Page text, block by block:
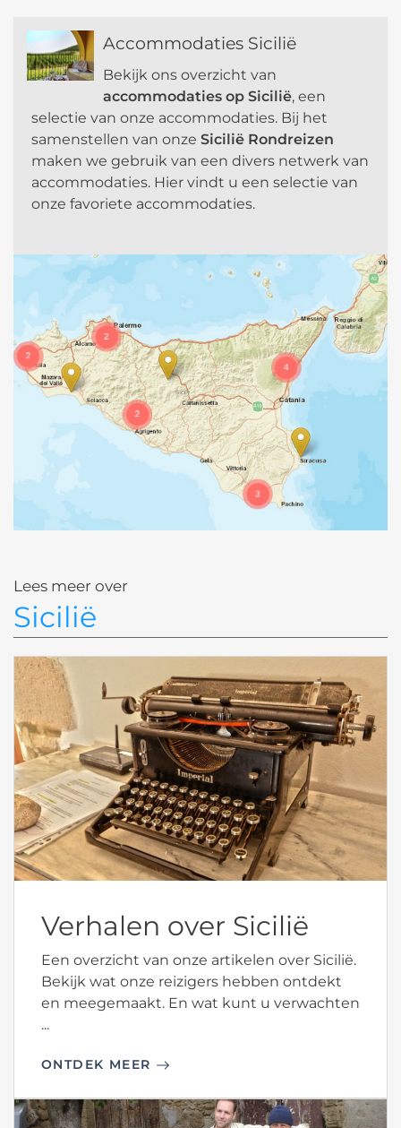
t
i
v
Accommodaties Sicilië
Bekijk ons overzicht van
accommodaties op Sicilië, een
selectie van onze accommodaties. Bij het
samenstellen van onze Sicilië Rondreizen
maken we gebruik van een divers netwerk van
accommodaties. Hier vindt u een selectie van
onze favoriete accommodaties.
Lees meer over
Sicilië
Verhalen over Sicilië
Een overzicht van onze artikelen over Sicilië.
Bekijk wat onze reizigers hebben ontdekt
en meegemaakt. En wat kunt u verwachten
...
ONTDEK MEER